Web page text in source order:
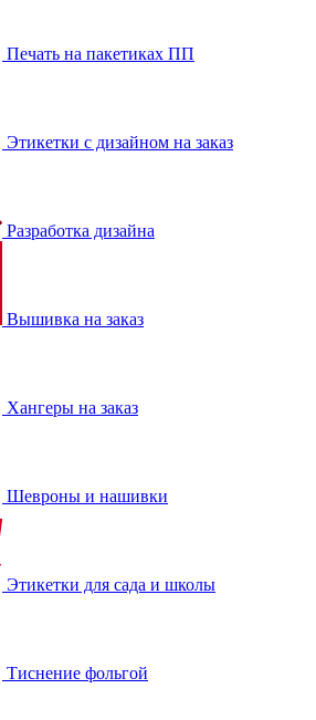
Печать на пакетиках ПП
Этикетки с дизайном на заказ
Разработка дизайна
Вышивка на заказ
Хангеры на заказ
Шевроны и нашивки
Этикетки для сада и школы
Тиснение фольгой